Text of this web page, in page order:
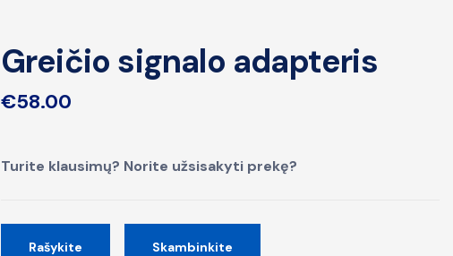
Greičio signalo adapteris
€58.00
Turite klausimų? Norite užsisakyti prekę?
Rašykite Skambinkite